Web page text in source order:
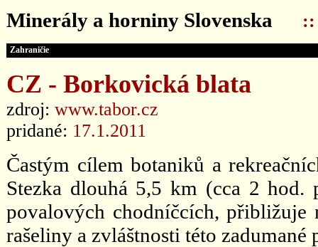
Minerály a horniny Slovenska ::
Zahraničie
CZ - Borkovická blata
zdroj: www.tabor.cz
pridané: 17.1.2011
Častým cílem botaniků a
Stezka dlouhá 5,5 km (cca 2
povalových chodníčcích, přibližuje
rašeliny a zvláštnosti této zadumané